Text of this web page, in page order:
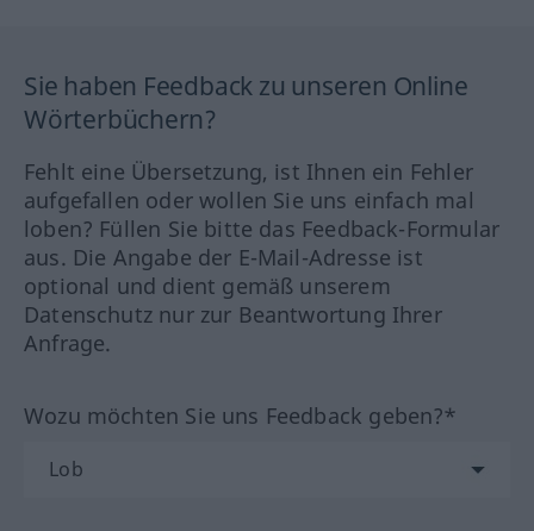
Sie haben Feedback zu unseren Online
Wörterbüchern?
Fehlt eine Übersetzung, ist Ihnen ein Fehler
aufgefallen oder wollen Sie uns einfach mal
loben? Füllen Sie bitte das Feedback-Formular
aus. Die Angabe der E-Mail-Adresse ist
optional und dient gemäß unserem
Datenschutz nur zur Beantwortung Ihrer
Anfrage.
Wozu möchten Sie uns Feedback geben?*